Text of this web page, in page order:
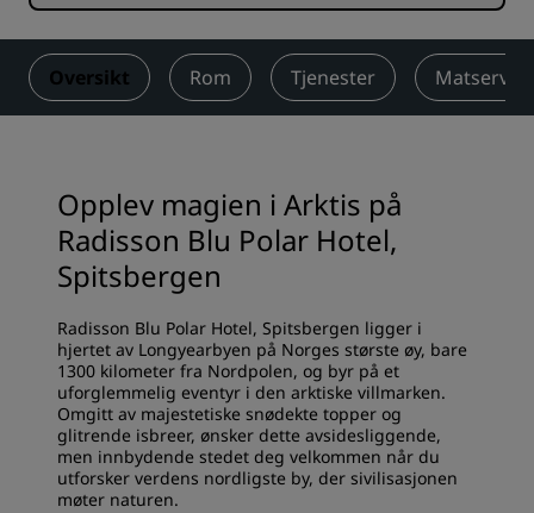
Oversikt Rom Tjenester
Opplev magien i Arktis på
Radisson Blu Polar Hotel,
Spitsbergen
Radisson Blu Polar Hotel, Spitsbergen ligger i
hjertet av Longyearbyen på Norges største øy, bare
1300 kilometer fra Nordpolen, og byr på et
uforglemmelig eventyr i den arktiske villmarken.
Omgitt av majestetiske snødekte topper og
glitrende isbreer, ønsker dette avsidesliggende,
men innbydende stedet deg velkommen når du
utforsker verdens nordligste by, der sivilisasjonen
møter naturen.